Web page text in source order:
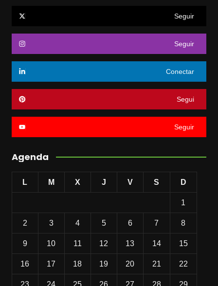
Seguir
Seguir
Conectar
Segui
Seguir
Agenda
L M X J V S D
1
2 3 4 5 6 7 8
9 10 11 12 13 14 15
16 17 18 19 20 21 22
23 24 25 26 27 28 29